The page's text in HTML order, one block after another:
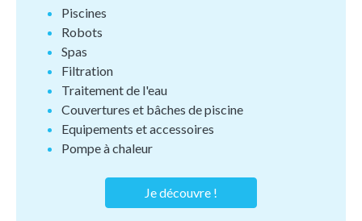
Piscines
Robots
Spas
Filtration
Traitement de l'eau
Couvertures et bâches de piscine
Equipements et accessoires
Pompe à chaleur
Je découvre !